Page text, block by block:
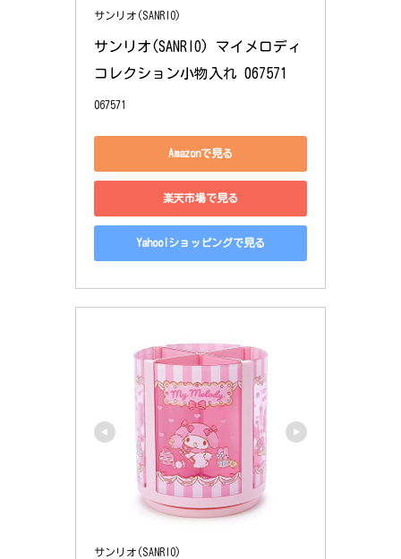
サンリオ(SANRIO)
サンリオ(SANRIO) マイメロディ
コレクション小物入れ 067571
067571
Amazonで見る
楽天市場で見る
Yahoo!ショッピングで見る
サンリオ(SANRIO)